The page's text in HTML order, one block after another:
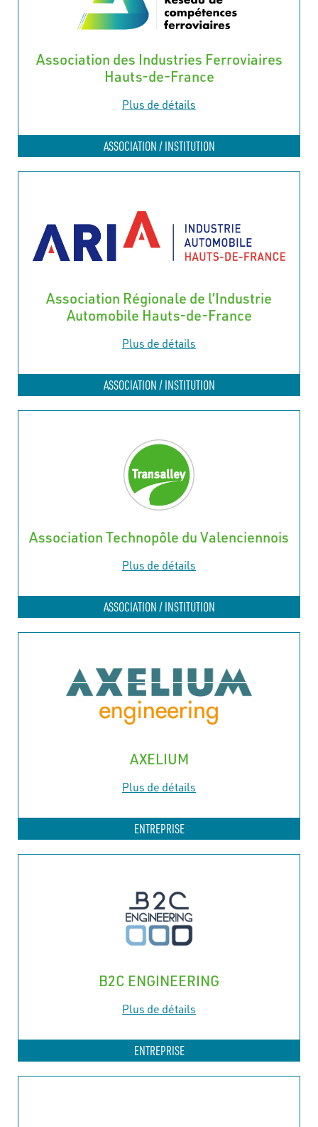
Association des Industries Ferroviaires
Hauts-de-France
Plus de détails
ASSOCIATION / INSTITUTION
Association Régionale de l’Industrie
Automobile Hauts-de-France
Plus de détails
ASSOCIATION / INSTITUTION
Association Technopôle du Valenciennois
Plus de détails
ASSOCIATION / INSTITUTION
AXELIUM
Plus de détails
ENTREPRISE
B2C ENGINEERING
Plus de détails
ENTREPRISE